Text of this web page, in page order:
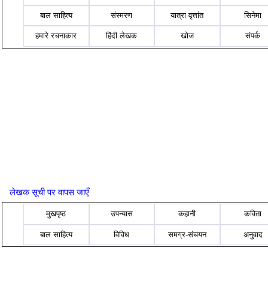
बाल साहित्य संस्मरण यात्रा वृत्तांत सिनेमा
हमारे रचनाकार हिंदी लेखक खोज संपर्क
लेखक सूची पर वापस जाएँ
मुखपृष्ठ उपन्यास कहानी कविता
बाल साहित्य विविध समग्र-संचयन अनुवाद